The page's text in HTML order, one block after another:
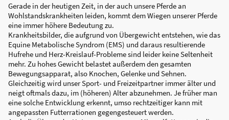
Gerade in der heutigen Zeit, in der auch unsere Pferde an
Wohlstandskrankheiten leiden, kommt dem Wiegen unserer Pferde
eine immer höhere Bedeutung zu.
Krankheitsbilder, die aufgrund von Übergewicht entstehen, wie das
Equine Metabolische Syndrom (EMS) und daraus resultierende
Hufrehe und Herz-Kreislauf-Probleme sind leider keine Seltenheit
mehr. Zu hohes Gewicht belastet außerdem den gesamten
Bewegungsapparat, also Knochen, Gelenke und Sehnen.
Gleichzeitig wird unser Sport- und Freizeitpartner immer älter und
neigt oftmals dazu, im (höheren) Alter abzunehmen. Je früher man
eine solche Entwicklung erkennt, umso rechtzeitiger kann mit
angepassten Futterrationen gegengesteuert werden.